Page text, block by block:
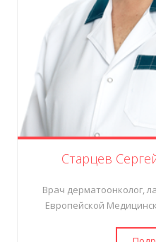
Старцев
Врач дерматоонколог,
Европейской